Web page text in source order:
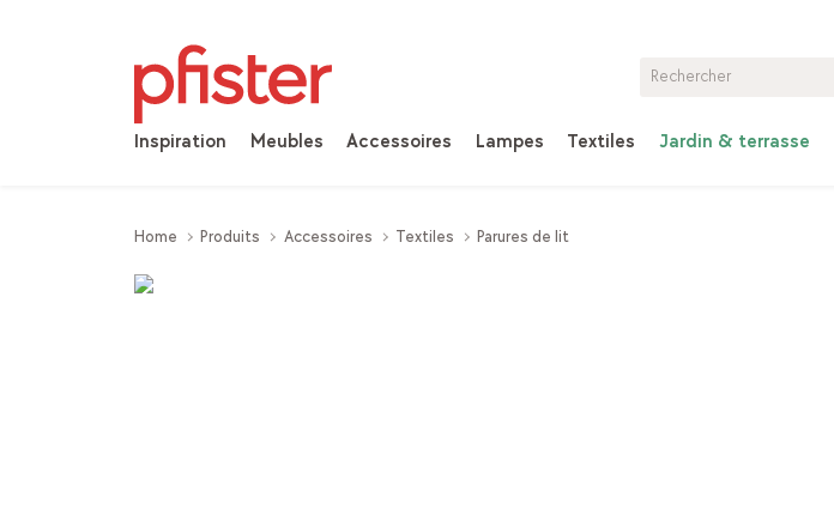
Inspiration Meubles Accessoires Lampes Textiles Jardin & terrasse
Home Produits Accessoires Textiles Parures de lit